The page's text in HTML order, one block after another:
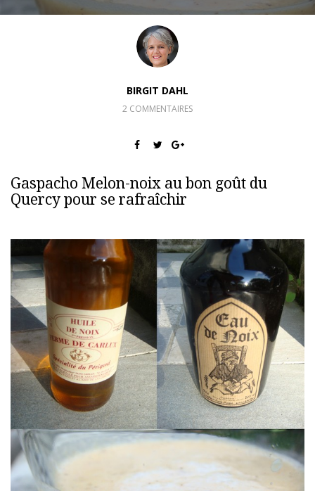
BIRGIT DAHL
2 COMMENTAIRES
Gaspacho Melon-noix au bon goût du
Quercy pour se rafraîchir